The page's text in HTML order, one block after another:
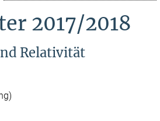
2017/2018
Relativität